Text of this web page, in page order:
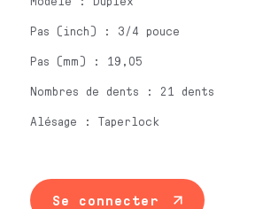
Pas (inch) : 3/4 pouce
Pas (mm) : 19,05
Nombres de dents : 21 dents
Alésage : Taperlock
Se connecter